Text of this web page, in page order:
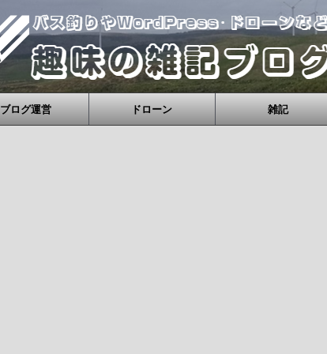
ブログ運営 ドローン 雑記